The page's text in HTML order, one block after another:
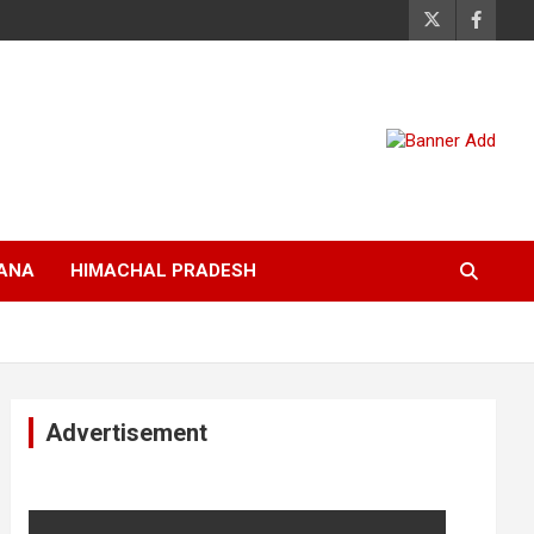
HIMACHAL PRADESH
Advertisement